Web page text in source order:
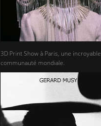
3D Print Show à Paris, une incroyable
communauté mondiale.